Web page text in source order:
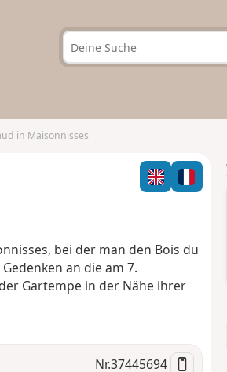
in Maisonnisses
bei der man den Bois du
an die am 7.
Gartempe in der Nähe ihrer
Nr.37445694